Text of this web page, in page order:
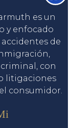
es un
y enfocado
de
con
litigaciones
consumidor.